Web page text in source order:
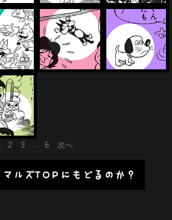
2 3 6 次へ
マルズTOPにもどるのか？